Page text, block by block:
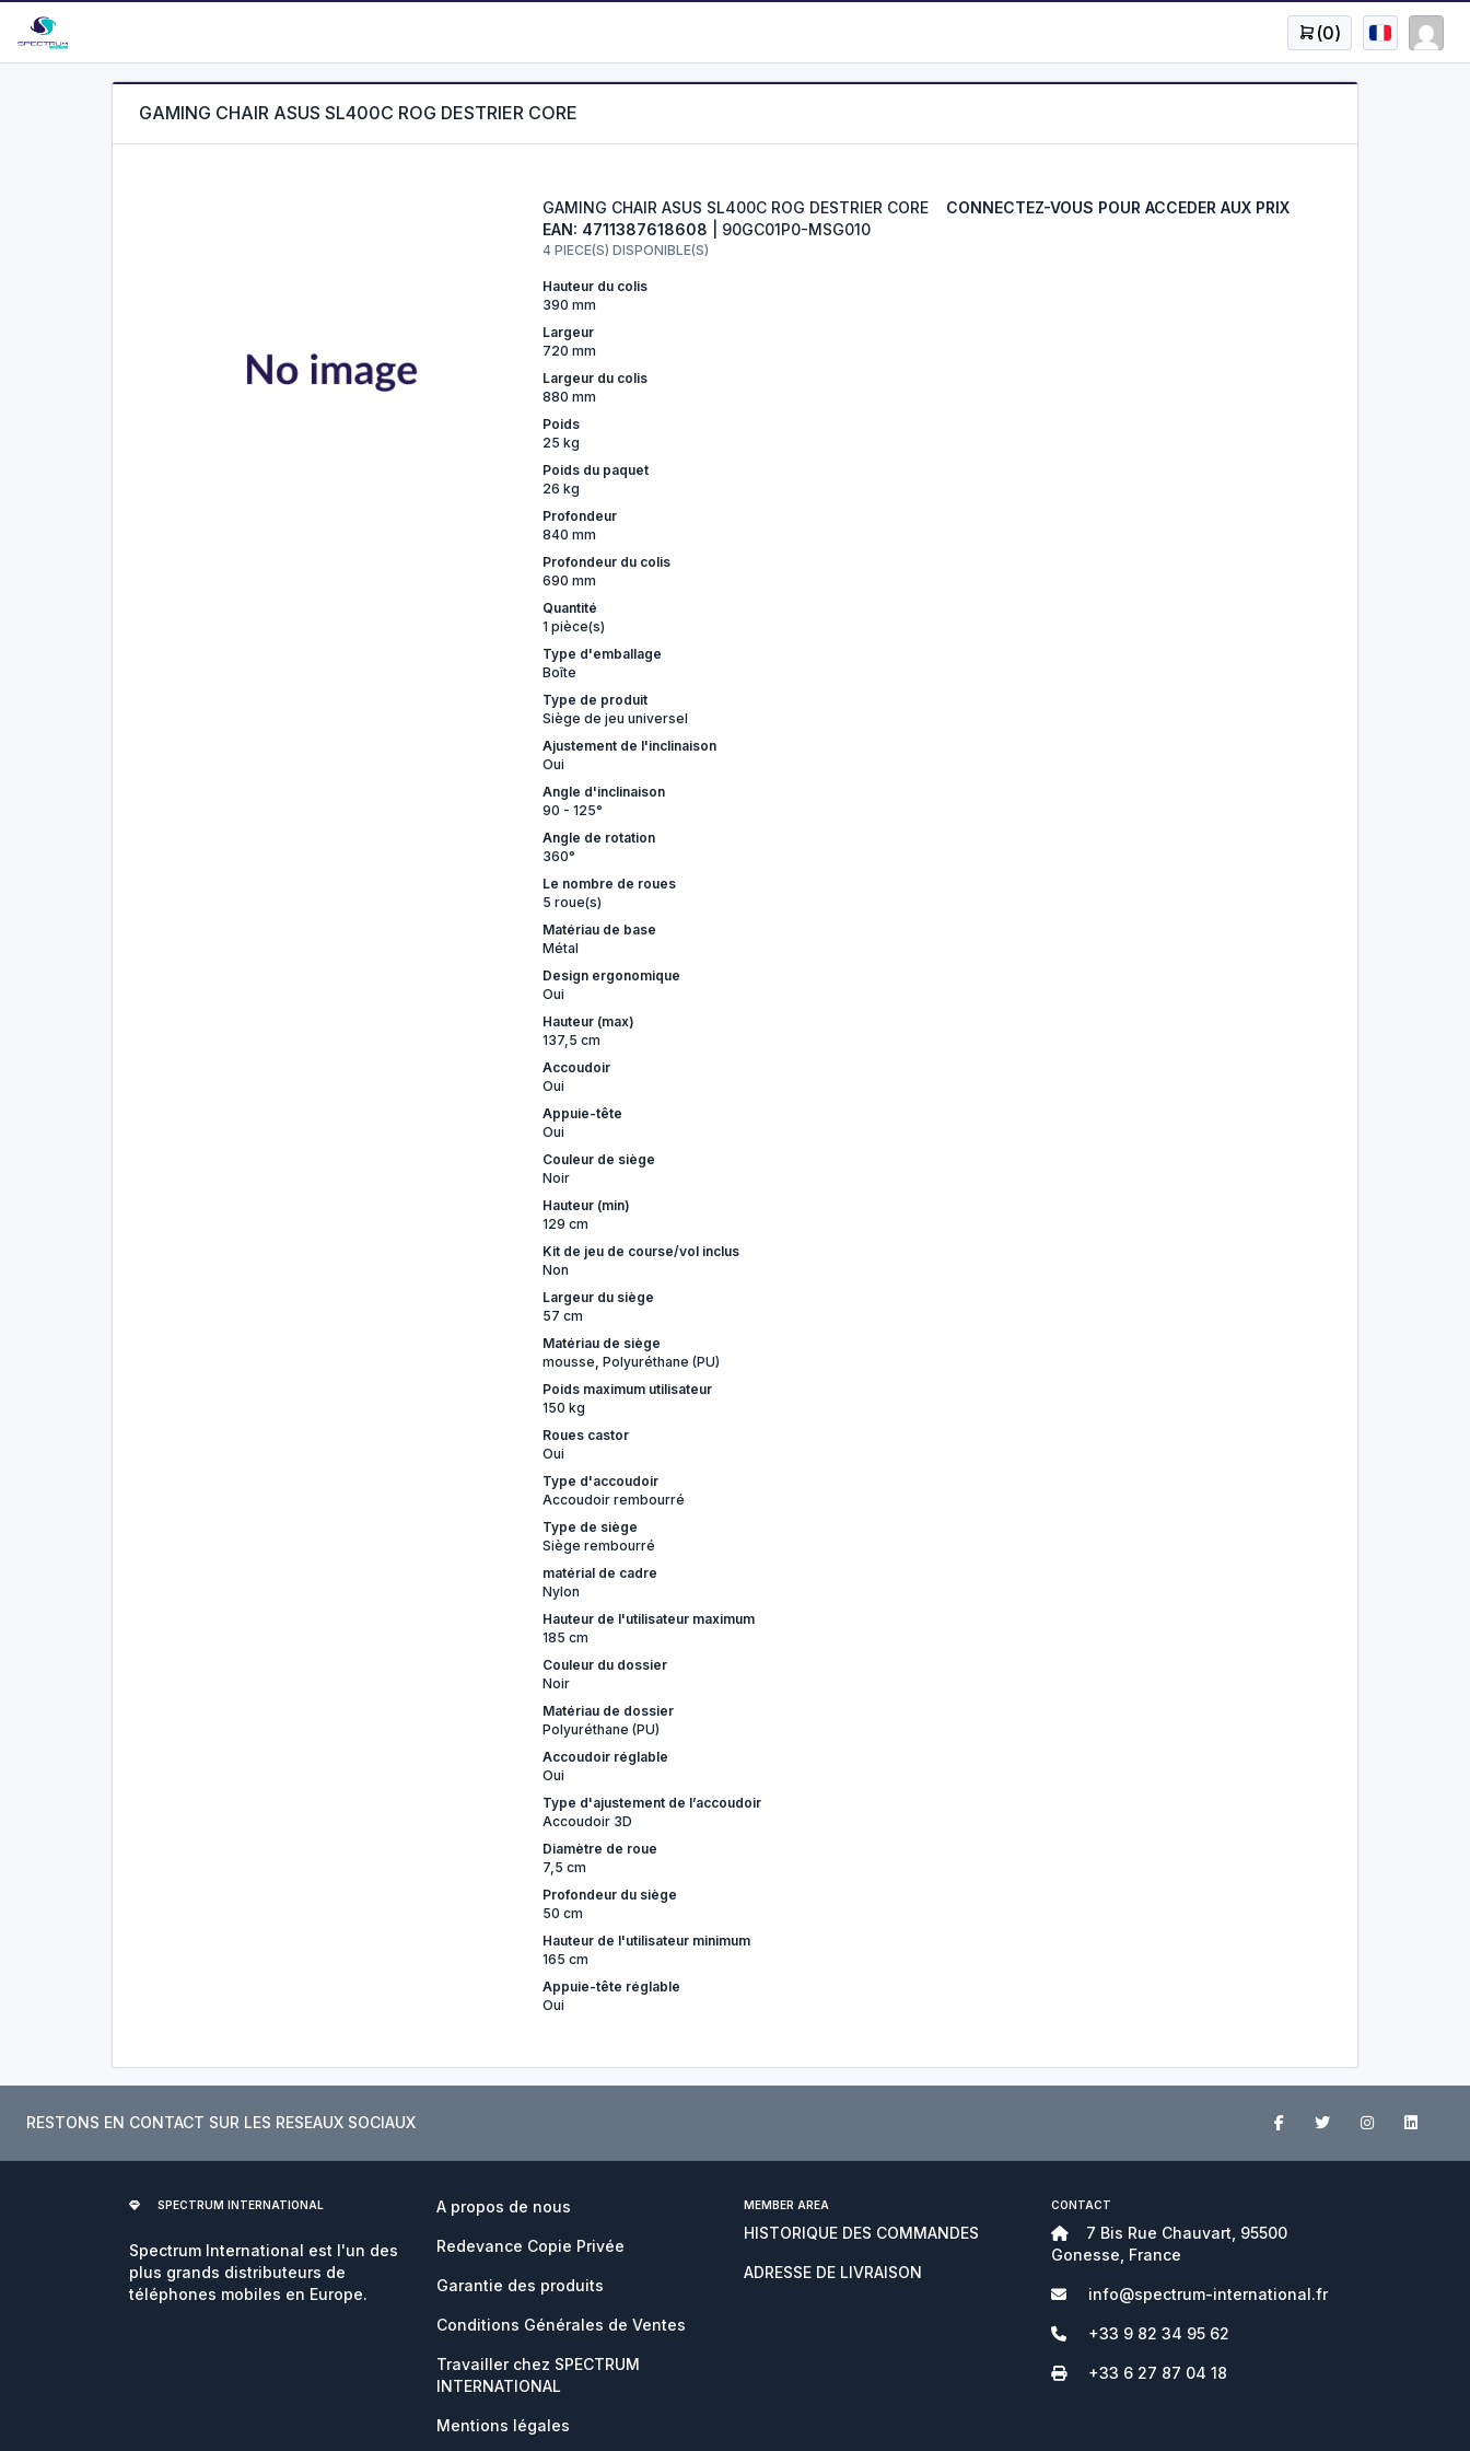
(0)
GAMING CHAIR ASUS SL400C ROG DESTRIER CORE
GAMING CHAIR ASUS SL400C ROG DESTRIER CORE
CONNECTEZ-VOUS POUR ACCEDER AUX PRIX
EAN: 4711387618608 | 90GC01P0-MSG010
4 PIECE(S) DISPONIBLE(S)
Hauteur du colis
390 mm
Largeur
720 mm
Largeur du colis
880 mm
Poids
25 kg
Poids du paquet
26 kg
Profondeur
840 mm
Profondeur du colis
690 mm
Quantité
1 pièce(s)
Type d'emballage
Boîte
Type de produit
Siège de jeu universel
Ajustement de l'inclinaison
Oui
Angle d'inclinaison
90 - 125°
Angle de rotation
360°
Le nombre de roues
5 roue(s)
Matériau de base
Métal
Design ergonomique
Oui
Hauteur (max)
137,5 cm
Accoudoir
Oui
Appuie-tête
Oui
Couleur de siège
Noir
Hauteur (min)
129 cm
Kit de jeu de course/vol inclus
Non
Largeur du siège
57 cm
Matériau de siège
mousse, Polyuréthane (PU)
Poids maximum utilisateur
150 kg
Roues castor
Oui
Type d'accoudoir
Accoudoir rembourré
Type de siège
Siège rembourré
matérial de cadre
Nylon
Hauteur de l'utilisateur maximum
185 cm
Couleur du dossier
Noir
Matériau de dossier
Polyuréthane (PU)
Accoudoir réglable
Oui
Type d'ajustement de l’accoudoir
Accoudoir 3D
Diamètre de roue
7,5 cm
Profondeur du siège
50 cm
Hauteur de l'utilisateur minimum
165 cm
Appuie-tête réglable
Oui
RESTONS EN CONTACT SUR LES RESEAUX SOCIAUX
SPECTRUM INTERNATIONAL
Spectrum International est l'un des
plus grands distributeurs de
téléphones mobiles en Europe.
A propos de nous
Redevance Copie Privée
Garantie des produits
Conditions Générales de Ventes
Travailler chez SPECTRUM
INTERNATIONAL
Mentions légales
MEMBER AREA
HISTORIQUE DES COMMANDES
ADRESSE DE LIVRAISON
CONTACT
7 Bis Rue Chauvart, 95500
Gonesse, France
info@spectrum-international.fr
+33 9 82 34 95 62
+33 6 27 87 04 18